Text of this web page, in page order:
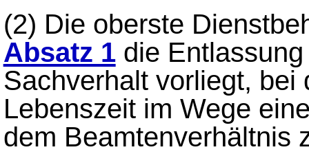
(2) Die oberste
Absatz 1die Entlassung
Sachverhalt vorliegt, bei
Lebenszeit im Wege
dem Beamtenverhältnis